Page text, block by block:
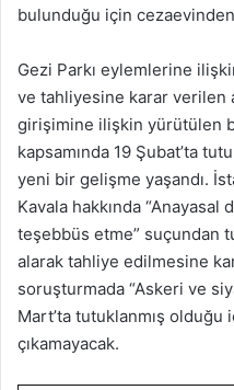
bulunduğu için cezaevinden
Gezi Parkı eylemlerine
ve tahliyesine karar verilen
girişimine ilişkin yürütülen
kapsamında 19 Şubat’ta
yeni bir gelişme yaşandı.
Kavala hakkında
teşebbüs etme” suçundan
alarak tahliye edilmesine
soruşturmada “Askeri ve
Mart’ta tutuklanmış olduğu
çıkamayacak.